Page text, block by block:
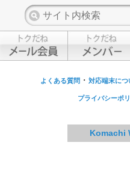
よくある質問 ・ 対応端末につ
プライバシーポ
Komachi